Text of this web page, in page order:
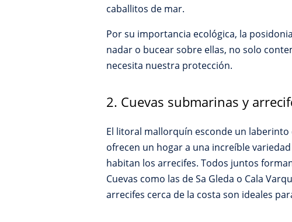
caballitos de mar.
Por su importancia ecológica, la
nadar o bucear sobre ellas, no solo
necesita nuestra protección.
2. Cuevas submarinas y
El litoral mallorquín esconde un laberinto
ofrecen un hogar a una increíble
habitan los arrecifes. Todos juntos
Cuevas como las de Sa Gleda o Cala
arrecifes cerca de la costa son ideales